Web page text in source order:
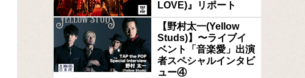
LOVE)』リポート
【野村太一(Yellow
Studs)】〜ライブイ
ベント「音楽愛」出演
者スペシャルインタビ
ュー④